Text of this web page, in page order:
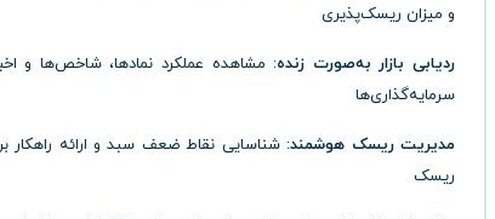
و میزان ریسک‌پذیری
ردیابی بازار به‌صورت زنده: مشاهده عملکرد نمادها، شاخص‌ها و
سرمایه‌گذاری‌ها
مدیریت ریسک هوشمند: شناسایی نقاط ضعف سبد و ارائه راهکار
ریسک